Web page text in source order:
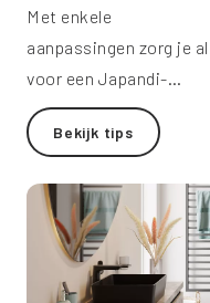
Met enkele
aanpassingen zorg je al
voor een Japandi-
uitstraling.
Bekijk tips